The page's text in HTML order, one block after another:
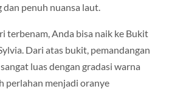
dan penuh nuansa laut.
terbenam, Anda bisa naik ke Bukit
Dari atas bukit, pemandangan
luas dengan gradasi warna
perlahan menjadi oranye